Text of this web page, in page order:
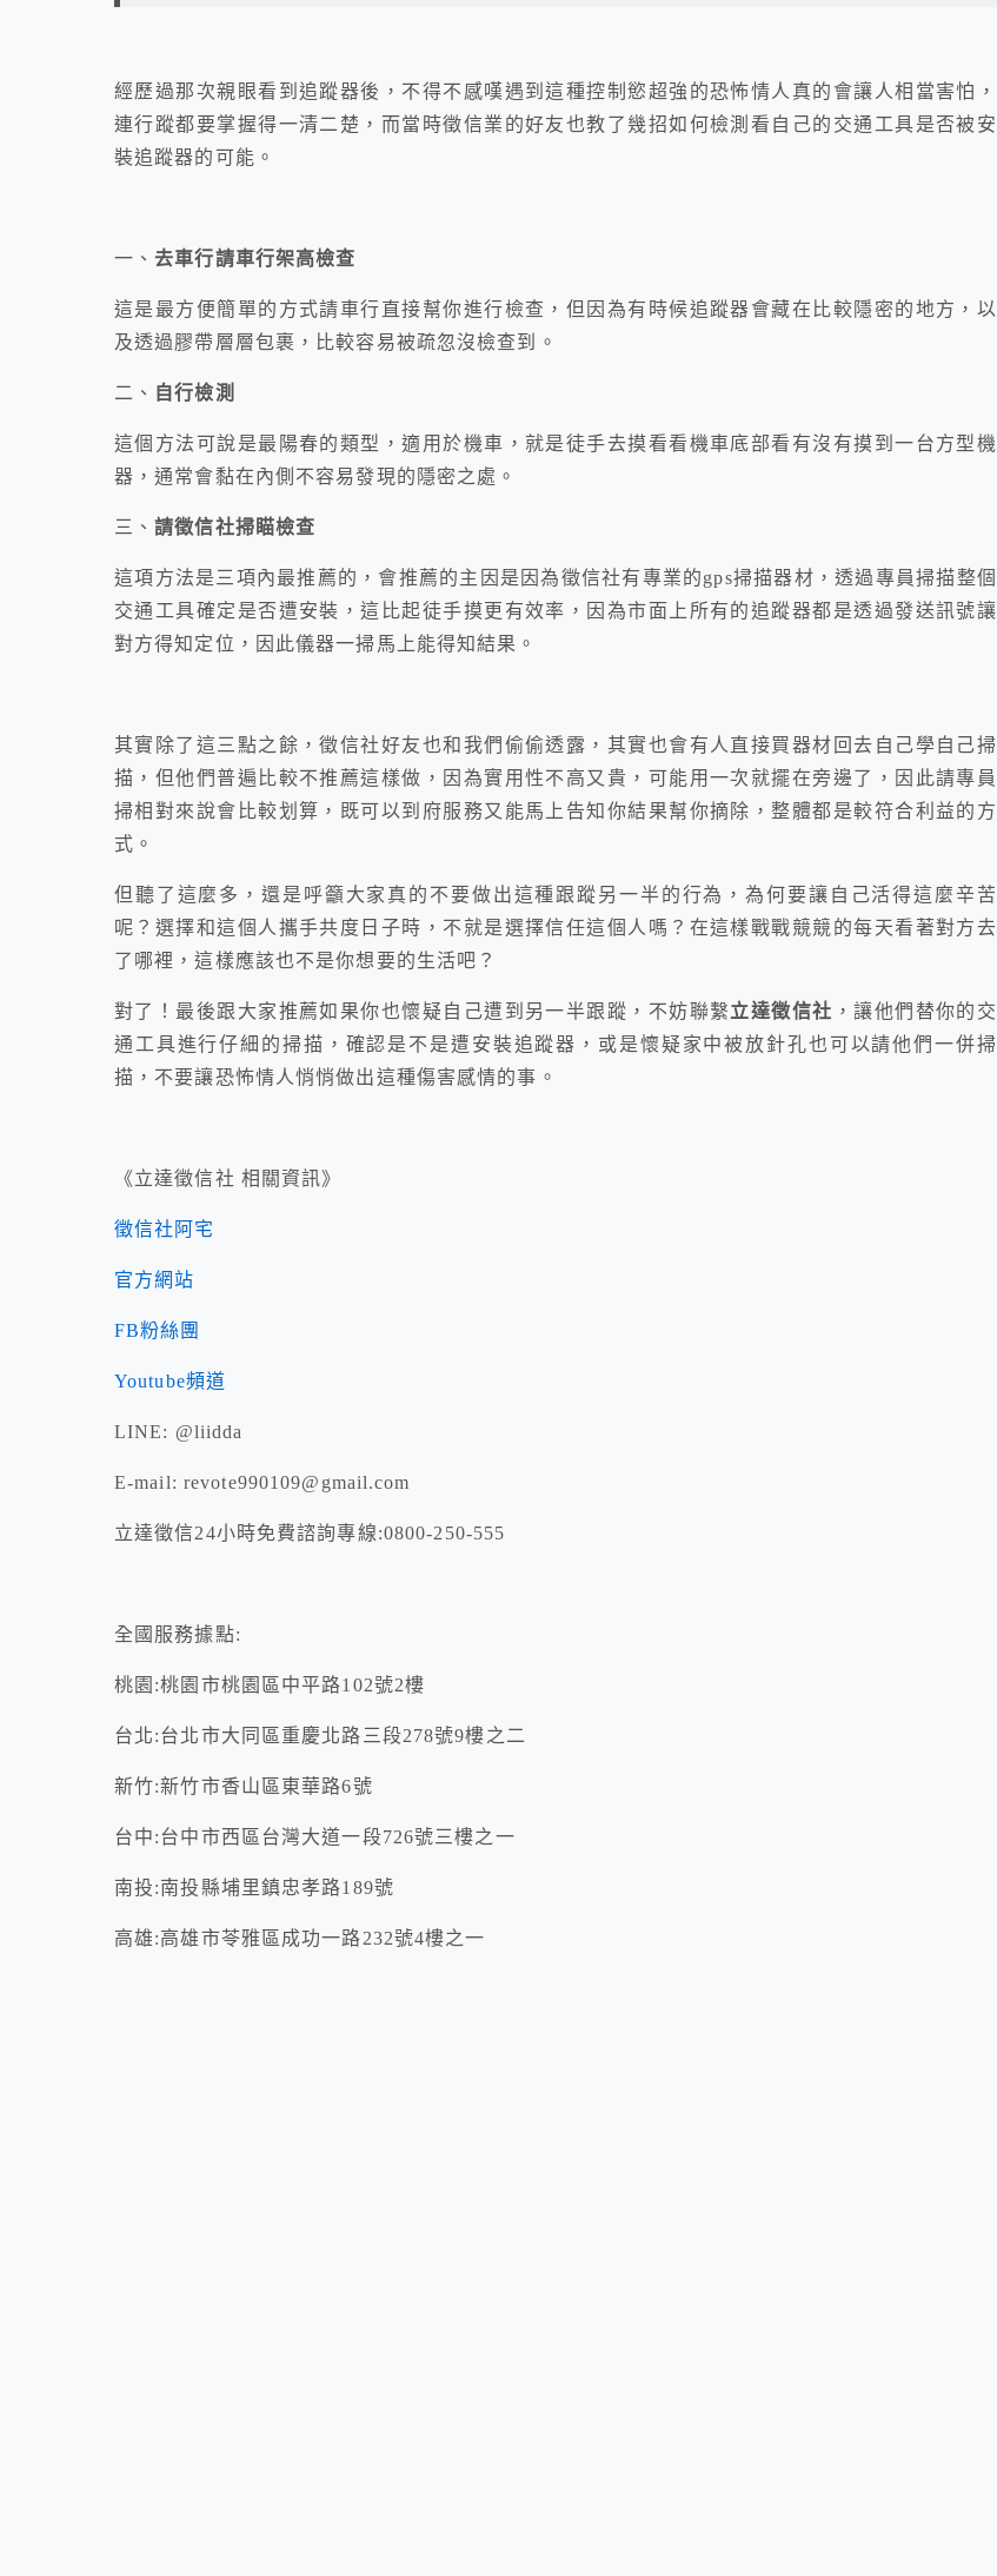
經歷過那次親眼看到追蹤器後，不得不感嘆遇到這種控制慾超強的恐怖情人真的會讓人相當害怕，
連行蹤都要掌握得一清二楚，而當時徵信業的好友也教了幾招如何檢測看自己的交通工具是否被安
裝追蹤器的可能。
一、去車行請車行架高檢查
這是最方便簡單的方式請車行直接幫你進行檢查， 但因為有時候追蹤器會藏在比較隱密的地方，以
及透過膠帶層層包裹，比較容易被疏忽沒檢查到。
二、 自行檢測
這個方法可說是最陽春的類型，適用於機車， 就是徒手去摸看看機車底部看有沒有摸到一台方型機
器，通常會黏在內側不容易發現的隱密之處。
三、請徵信社掃瞄檢查
這項方法是三項內最推薦的，會推薦的主因是因為徵信社有專業的gps掃描器材，透過專員掃描整個
交通工具確定是否遭安裝，這比起徒手摸更有效率， 因為市面上所有的追蹤器都是透過發送訊號讓
對方得知定位，因此儀器一掃馬上能得知結果。
其實除了這三點之餘，徵信社好友也和我們偷偷透露， 其實也會有人直接買器材回去自己學自己掃
描，但他們普遍比較不推薦這樣做， 因為實用性不高又貴，可能用一次就擺在旁邊了，因此請專員
掃相對來說會比較划算， 既可以到府服務又能馬上告知你結果幫你摘除，整體都是較符合利益的方
式。
但聽了這麼多，還是呼籲大家真的不要做出這種跟蹤另一半的行為，為何要讓自己活得這麼辛苦
呢？選擇和這個人攜手共度日子時，不就是選擇信任這個人嗎？ 在這樣戰戰競競的每天看著對方去
了哪裡，這樣應該也不是你想要的生活吧？
對了！最後跟大家推薦如果你也懷疑自己遭到另一半跟蹤，不妨聯繫立達徵信社 ，讓他們替你的交
通工具進行仔細的掃描，確認是不是遭安裝追蹤器， 或是懷疑家中被放針孔也可以請他們一併掃
描，不要讓恐怖情人悄悄做出這種傷害感情的事。
《立達徵信社 相關資訊》
徵信社阿宅
官方網站
FB粉絲團
Youtube頻道
LINE: @liidda
E-mail: revote990109@gmail.com
立達徵信24小時免費諮詢專線:0800-250-555
全國服務據點:
桃園:桃園市桃園區中平路102號2樓
台北:台北市大同區重慶北路三段278號9樓之二
新竹:新竹市香山區東華路6號
台中:台中市西區台灣大道一段726號三樓之一
南投:南投縣埔里鎮忠孝路189號
高雄:高雄市苓雅區成功一路232號4樓之一